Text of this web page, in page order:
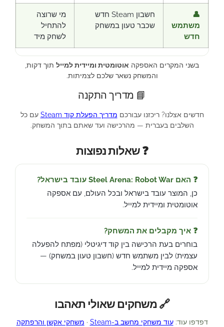
👤
משתמש
חדש
חשבון Steam חדש
שכבר טעון במשחק
מי שרוצה
להתחיל
לשחק מיד
בשני המקרים האספקה אוטומטית ומיידית למייל תוך דקות,
והמשחק נשאר שלכם לצמיתות.
📘 מדריך התקנה
חדשים אצלנו? ריכזנו עבורכם מדריך הפעלת קוד Steam
עם כל
השלבים בעברית — מהרכישה ועד שאתם בתוך המשחק.
❓ שאלות נפוצות
❓ האם Steel Arena: Robot War עובד בישראל?
כן, המוצר עובד בישראל ובכל העולם, עם אספקה
אוטומטית ומיידית למייל.
❓ איך מקבלים את המשחק?
בוחרים בעת הרכישה בין קוד דיגיטלי (מפתח להפעלה
עצמית) לבין משתמש חדש (חשבון טעון במשחק) —
אספקה מיידית למייל.
🔗 משחקים שאולי תאהבו
דפדפו עוד:עוד משחקי מחשב ב-Steam · משחקי אקשן והרפתקה